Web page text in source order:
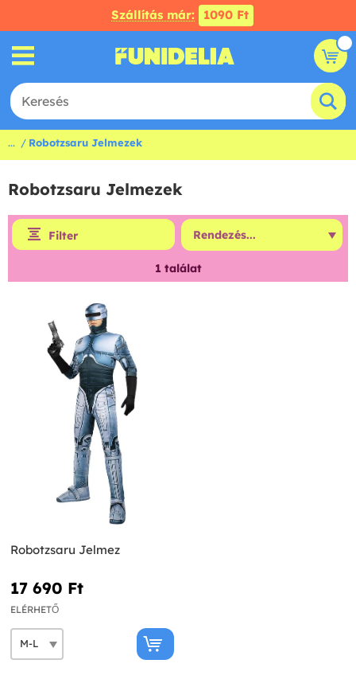
Szállítás már: 1090 Ft
... Robotzsaru Jelmezek
Robotzsaru Jelmezek
Filter
1 találat
Robotzsaru Jelmez
17 690 Ft‎
ELÉRHETŐ